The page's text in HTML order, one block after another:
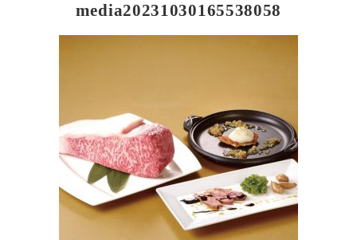
media20231030165538058